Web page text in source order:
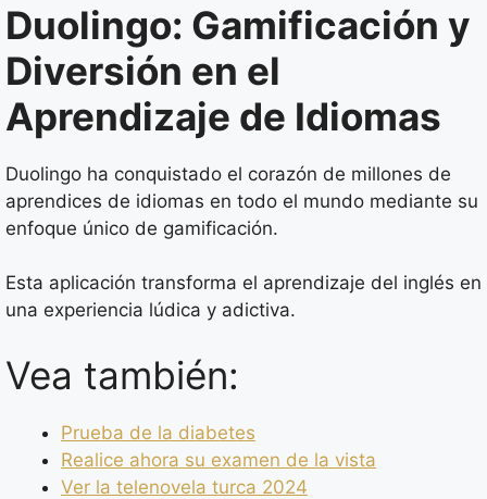
Duolingo: Gamificación y
Diversión en el
Aprendizaje de Idiomas
Duolingo ha conquistado el corazón de millones de
aprendices de idiomas en todo el mundo mediante su
enfoque único de gamificación.
Esta aplicación transforma el aprendizaje del inglés en
una experiencia lúdica y adictiva.
Vea también:
Prueba de la diabetes
Realice ahora su examen de la vista
Ver la telenovela turca 2024